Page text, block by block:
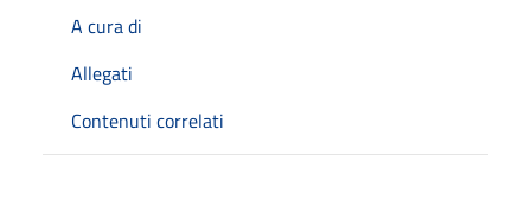
A cura di
Allegati
Contenuti correlati